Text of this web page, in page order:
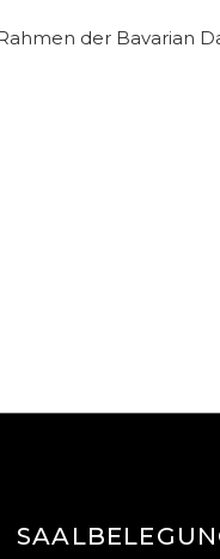
der Bavarian